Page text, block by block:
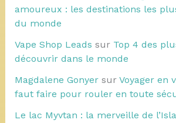
amoureux : les destinations les
du monde
Vape Shop Leads sur Top 4 des
découvrir dans le monde
Magdalene Gonyersur Voyager en
faut faire pour rouler en toute
Le lac Myvtan : la merveille de